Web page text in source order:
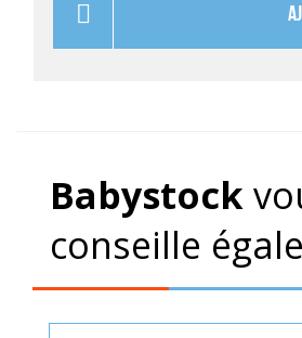
Babystock
conseille